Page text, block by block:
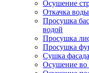
Осушение
Откачка воды
Просушка
водой
Просушка
Просушка
Сушка фасада
Осушение во